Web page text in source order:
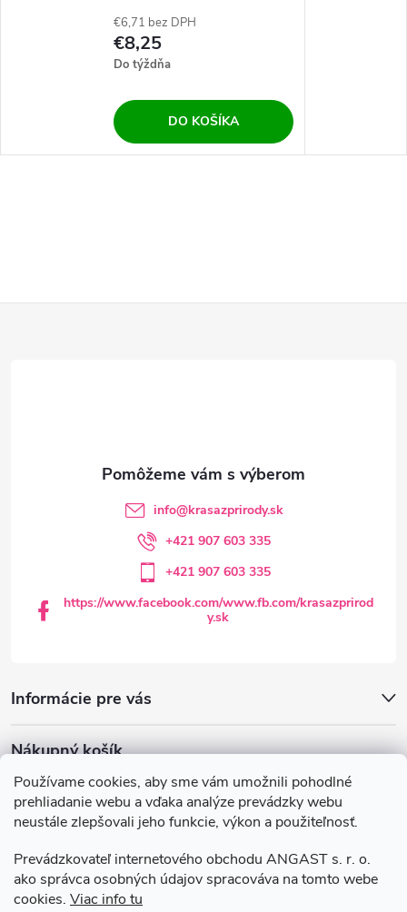
Používame cookies, aby sme vám umožnili pohodlné
prehliadanie webu a vďaka analýze prevádzky webu
neustále zlepšovali jeho funkcie, výkon a použiteľnosť.
Prevádzkovateľ internetového obchodu ANGAST s. r. o.
ako správca osobných údajov spracováva na tomto webe
cookies. Viac info tu
€6,71 bez DPH
€8,25
Do týždňa
DO KOŠÍKA
info@krasazprirody.sk
+421 907 603 335
+421 907 603 335
https://www.facebook.com/www.fb.com/krasazprirod
y.sk
Informácie pre vás
Nákupný košík
0 KS /€0
Všeobecné obchodné podmienky
Podmienky ochrany osobných údajov